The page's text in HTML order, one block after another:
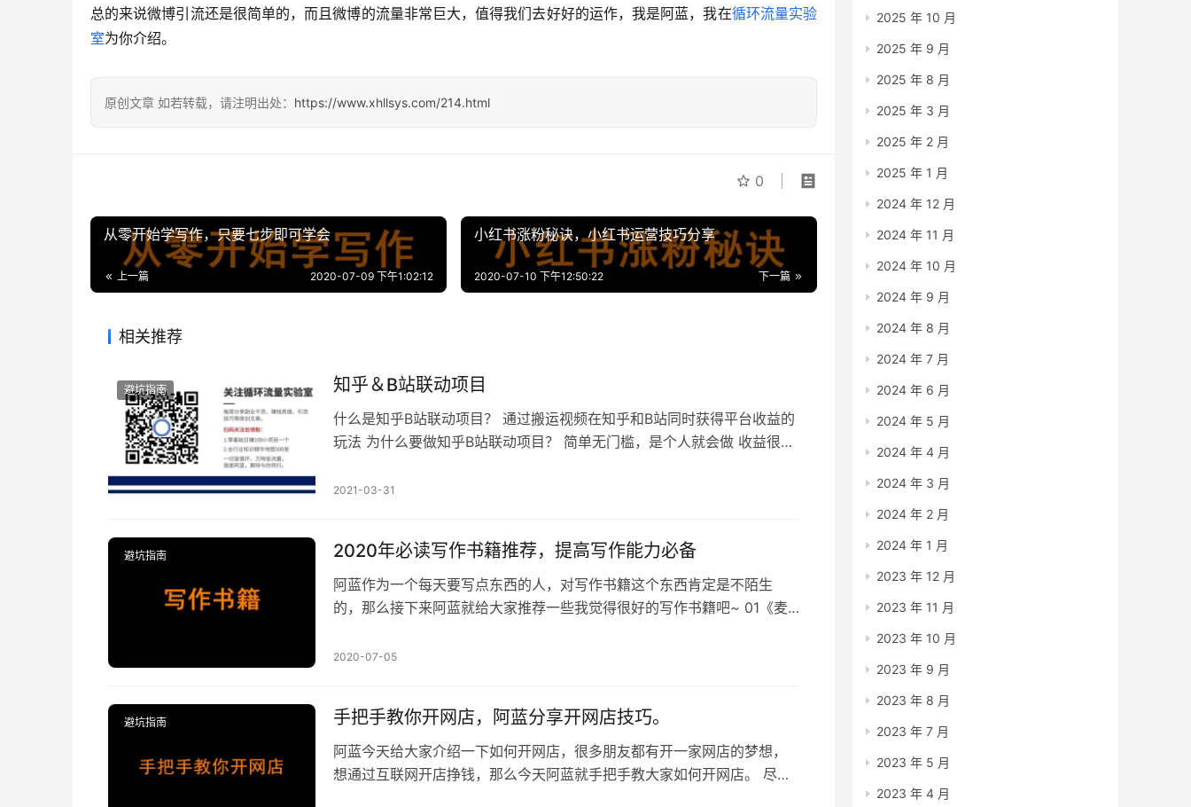
总的来说微博引流还是很简单的，而且微博的流量非常巨大，值得我们去好好的运作，我是阿蓝，我在循环流量实验
室为你介绍。
原创文章 如若转载，请注明出处： https://www.xhllsys.com/214.html
0
从零开始学写作，只要七步即可学会
上一篇 2020-07-09 下午1:02:12
小红书涨粉秘诀，小红书运营技巧分享
下一篇
2020-07-10 下午12:50:22
相关推荐
避坑指南 知乎＆B站联动项目
什么是知乎B站联动项目？ 通过搬运视频在知乎和B站同时获得平台收益的
玩法 为什么要做知乎B站联动项目？ 简单无门槛，是个人就会做 收益很可
量采集软件和去重软件，剪辑视频轻而易举 获取收益如同探囊取物 如何学
2021-03-31
避坑指南 2020年必读写作书籍推荐，提高写作能力必备
阿蓝作为一个每天要写点东西的人，对写作书籍这个东西肯定是不陌生
的，那么接下来阿蓝就给大家推荐一些我觉得很好的写作书籍吧~ 01《麦
实践篇，深入浅出地阐述了盛行数十年的经典写作方法，并辅以作者丰富
2020-07-05
避坑指南 手把手教你开网店，阿蓝分享开网店技巧。
阿蓝今天给大家介绍一下如何开网店，很多朋友都有开一家网店的梦想，
想通过互联网开店挣钱，那么今天阿蓝就手把手教大家如何开网店。 尽管
2025 年 10 月
2025 年 9 月
2025 年 8 月
2025 年 3 月
2025 年 2 月
2025 年 1 月
2024 年 12 月
2024 年 11 月
2024 年 10 月
2024 年 9 月
2024 年 8 月
2024 年 7 月
2024 年 6 月
2024 年 5 月
2024 年 4 月
2024 年 3 月
2024 年 2 月
2024 年 1 月
2023 年 12 月
2023 年 11 月
2023 年 10 月
2023 年 9 月
2023 年 8 月
2023 年 7 月
2023 年 5 月
2023 年 4 月